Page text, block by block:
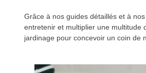
Grâce à nos guides détaillés et à
entretenir et multiplier une multitude
jardinage pour concevoir un coin de